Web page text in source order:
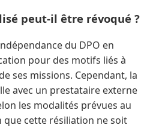
peut-il être révoqué ?
du DPO en
pour des motifs liés à
ses missions. Cependant, la
avec un prestataire externe
les modalités prévues au
cette résiliation ne soit